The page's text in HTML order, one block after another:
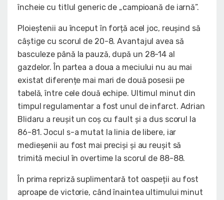
încheie cu titlul generic de „campioană de iarnă”.
Ploieștenii au început în forță acel joc, reușind să
câștige cu scorul de 20-8. Avantajul avea să
basculeze până la pauză, după un 28-14 al
gazdelor. În partea a doua a meciului nu au mai
existat diferențe mai mari de două posesii pe
tabelă, între cele două echipe. Ultimul minut din
timpul regulamentar a fost unul de infarct. Adrian
Blidaru a reușit un coș cu fault și a dus scorul la
86-81. Jocul s-a mutat la linia de libere, iar
medieșenii au fost mai preciși și au reușit să
trimită meciul în overtime la scorul de 88-88.
În prima repriză suplimentară tot oaspeții au fost
aproape de victorie, când înaintea ultimului minut